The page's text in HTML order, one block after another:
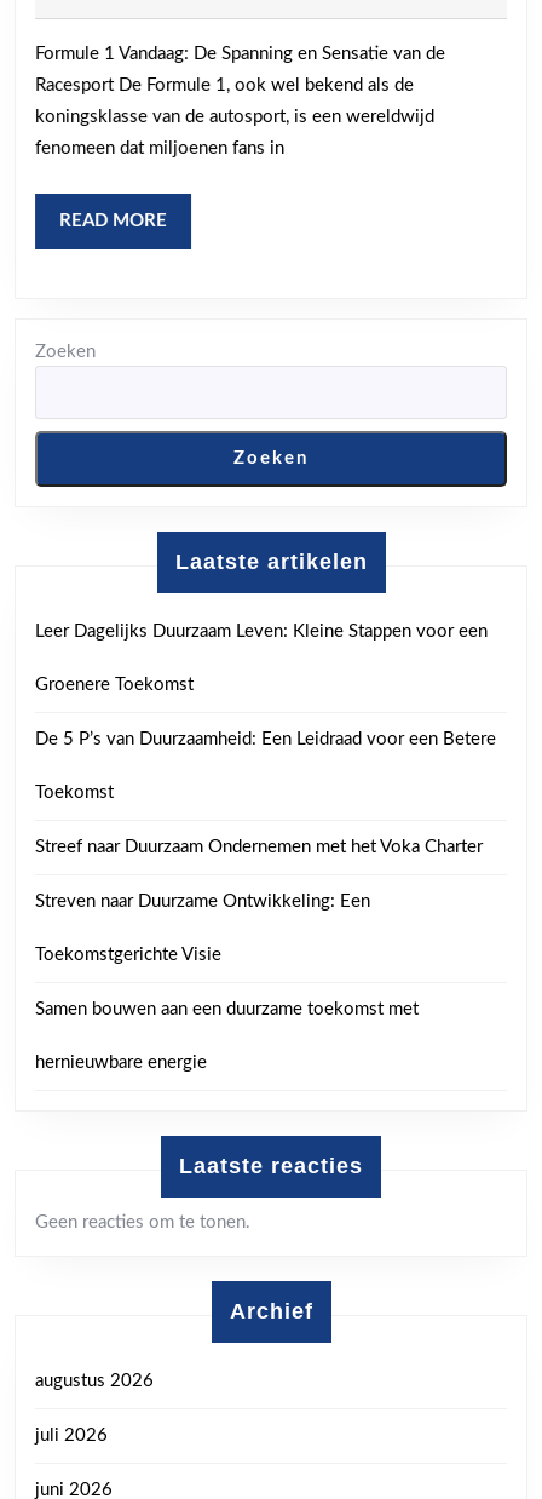
op
het
Circuit!
Formule 1 Vandaag: De Spanning en Sensatie van de
Racesport De Formule 1, ook wel bekend als de
koningsklasse van de autosport, is een wereldwijd
fenomeen dat miljoenen fans in
READ MORE
MORE
Zoeken
Zoeken
Laatste artikelen
Leer Dagelijks Duurzaam Leven: Kleine Stappen voor een
Groenere Toekomst
De 5 P’s van Duurzaamheid: Een Leidraad voor een Betere
Toekomst
Streef naar Duurzaam Ondernemen met het Voka Charter
Streven naar Duurzame Ontwikkeling: Een
Toekomstgerichte Visie
Samen bouwen aan een duurzame toekomst met
hernieuwbare energie
Laatste reacties
Geen reacties om te tonen.
Archief
augustus 2026
juli 2026
juni 2026